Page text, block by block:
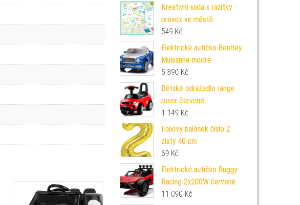
Kreativní sada s razítky -
provoz ve městě
549 Kč
Elektrické autíčko Bentley
Mulsanne modré
5 890 Kč
Dětské odrážedlo range
rover červené
1 149 Kč
Foliový balónek číslo 2
zlatý 40 cm
69 Kč
Elektrické autíčko Buggy
Racing 2x200W červené
11 090 Kč